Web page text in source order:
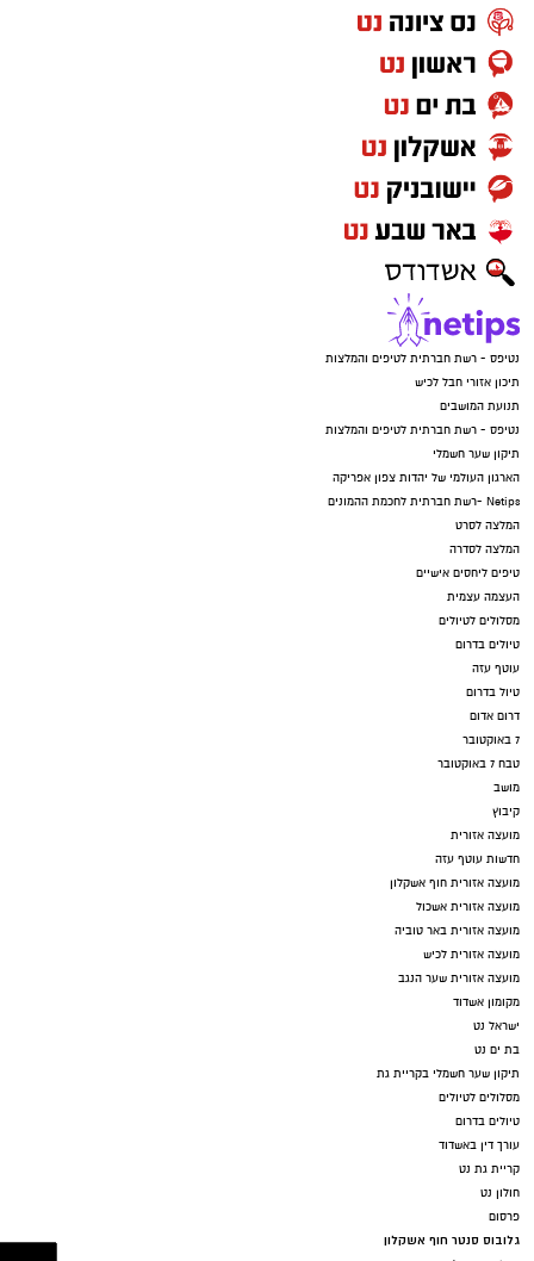
נטיפס - רשת חברתית לטיפים והמלצות
תיכון אזורי חבל לכיש
תנועת המושבים
נטיפס - רשת חברתית לטיפים והמלצות
תיקון שער חשמלי
הארגון העולמי של יהדות צפון אפריקה
Netips -רשת חברתית לחכמת ההמונים
המלצה לסרט
המלצה לסדרה
טיפים ליחסים אישיים
העצמה עצמית
מסלולים לטיולים
טיולים בדרום
עוטף עזה
טיול בדרום
דרום אדום
7 באוקטובר
טבח 7 באוקטובר
מושב
קיבוץ
מועצה אזורית
חדשות עוטף עזה
מועצה אזורית חוף אשקלון
מועצה אזורית אשכול
מועצה אזורית באר טוביה
מועצה אזורית לכיש
מועצה אזורית שער הנגב
מקומון אשדוד
ישראל נט
בת ים נט
תיקון שער חשמלי בקריית גת
מסלולים לטיולים
טיולים בדרום
עורך דין באשדוד
קריית גת נט
חולון נט
פרסום
גלובוס סנטר חוף אשקלון